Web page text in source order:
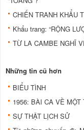
CHIẾN TRANH KHẨU
Khẩu trang: “RỘNG
TỪ LA CAMBE NGHĨ
Những tin cũ hơn
BIỂU TÌNH
1956: BÀI CA VỀ MỘT
SỰ THẬT LỊCH SỬ